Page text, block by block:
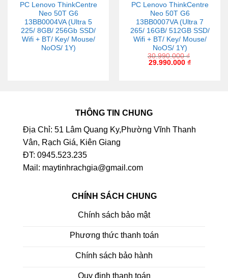
PC Lenovo ThinkCentre
Neo 50T G6
13BB0004VA (Ultra 5
225/ 8GB/ 256Gb SSD/
Wifi + BT/ Key/ Mouse/
NoOS/ 1Y)
PC Lenovo ThinkCentre
Neo 50T G6
13BB0007VA (Ultra 7
265/ 16GB/ 512GB SSD/
Wifi + BT/ Key/ Mouse/
NoOS/ 1Y)
30.990.000₫
29.990.000 ₫
THÔNG TIN CHUNG
Địa Chỉ: 51 Lâm Quang Ky,Phường Vĩnh Thanh
Vân, Rạch Giá, Kiên Giang
ĐT: 0945.523.235
Mail: maytinhrachgia@gmail.com
CHÍNH SÁCH CHUNG
Chính sách bảo mật
Phương thức thanh toán
Chính sách bảo hành
Quy định thanh toán